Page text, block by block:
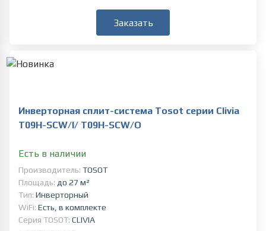
Заказать
Инверторная сплит-система Tosot серии Clivia
T09H-SCW/I/ T09H-SCW/O
Есть в наличии
Производитель: TOSOT
Площадь: до 27 м²
Тип: Инверторный
WiFi: Есть, в комплекте
Серия TOSOT: CLIVIA